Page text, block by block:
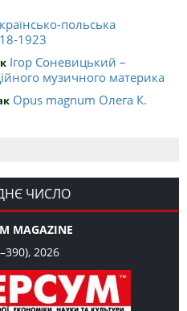
польська
1923
Ігор Соневицький –
музичного материка
Opus magnum Олега К.
Журавель і синиця як
й тактики
ЧИСЛО
MAGAZINE
2026